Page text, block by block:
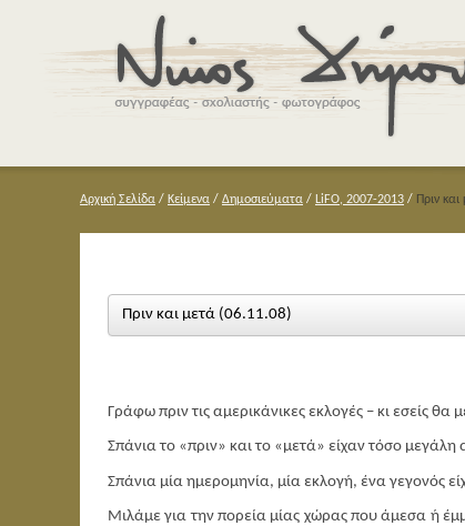
Αρχική Σελίδα / Κείμενα / Δημοσιεύματα / LiFO, 2007-2013 / Πριν
Πριν και μετά (06.11.08)
Γράφω πριν τις αμερικάνικες εκλογές – κι εσείς θα
Σπάνια το «πριν» και το «μετά» είχαν τόσο
Σπάνια μία ημερομηνία, μία εκλογή, ένα γεγονός
Μιλάμε για την πορεία μίας χώρας που άμεσα ή